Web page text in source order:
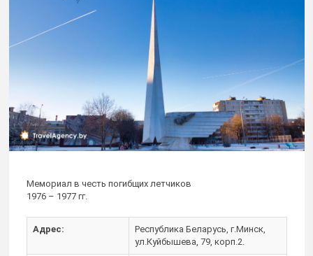
Мемориал в честь погибщих летчиков
1976 – 1977 гг.
Адрес:
Республика Беларусь, г.Минск,
ул.Куйбышева, 79, корп.2.